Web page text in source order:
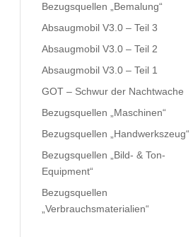
Bezugsquellen „Bemalung“
Absaugmobil V3.0 – Teil 3
Absaugmobil V3.0 – Teil 2
Absaugmobil V3.0 – Teil 1
GOT – Schwur der Nachtwache
Bezugsquellen „Maschinen“
Bezugsquellen „Handwerkszeug“
Bezugsquellen „Bild- & Ton-
Equipment“
Bezugsquellen
„Verbrauchsmaterialien“